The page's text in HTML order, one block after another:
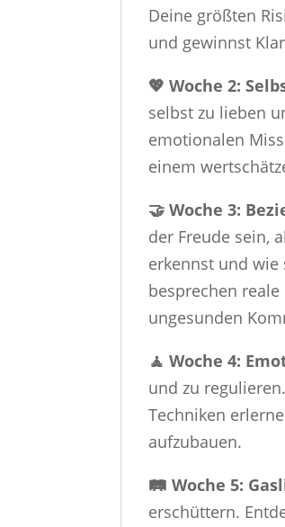
Deine größten
und gewinnst
💖 Woche 2:
selbst zu lieben
emotionalen
einem
🤝 Woche 3:
der Freude sein,
erkennst und
besprechen
ungesunden
🧘 Woche 4:
und zu
Techniken
aufzubauen.
🛤️ Woche 5:
erschüttern.